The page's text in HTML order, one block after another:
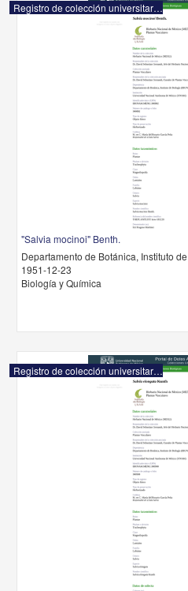
Registro de colección universitaria
"Salvia mocinoi" Benth.
Departamento de Botánica, Instituto
1951-12-23
Biología y Química
Registro de colección universitaria